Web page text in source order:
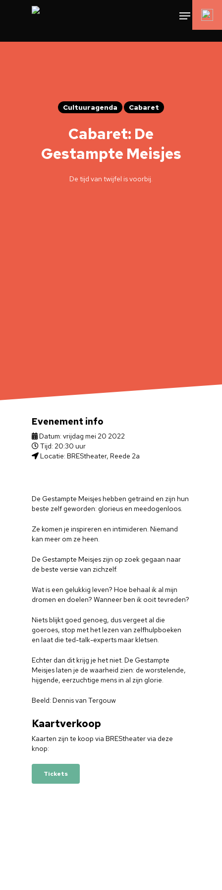
Cultuuragenda Cabaret
Cabaret: De
Gestampte Meisjes
De tijd van twijfel is voorbij.
De Gestampte Meisjes hebben getraind en zijn hun
beste zelf geworden: glorieus en meedogenloos.
Ze komen je inspireren en intimideren. Niemand
kan meer om ze heen.
De Gestampte Meisjes zijn op zoek gegaan naar
de beste versie van zichzelf.
Wat is een gelukkig leven? Hoe behaal ik al mijn
dromen en doelen? Wanneer ben ik ooit tevreden?
Niets blijkt goed genoeg, dus vergeet al die
goeroes, stop met het lezen van zelfhulpboeken
en laat die ted-talk-experts maar kletsen.
Echter dan dit krijg je het niet. De Gestampte
Meisjes laten je de waarheid zien: de worstelende,
hijgende, eerzuchtige mens in al zijn glorie.
Beeld: Dennis van Tergouw
Kaartverkoop
Kaarten zijn te koop via BREStheater via deze
knop:
Tickets
Evenement info
Datum: vrijdag mei 20 2022
Tijd: 20:30 uur
Locatie: BREStheater, Reede 2a